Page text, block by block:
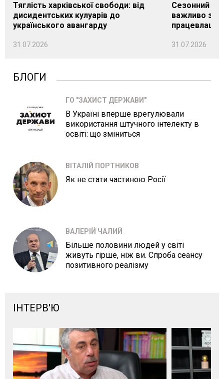
Тяглість харківської свободи: від
дисидентських кулуарів до
українського авангарду
31.07.2026
Сезонний
важливо
31.07.2026
БЛОГИ
ГО "ЗАХИСТ ДЕРЖАВИ"
В Україні вперше врегулювали
використання штучного інтелекту в
освіті: що зміниться
ВІТАЛІЙ ПОРТНИКОВ
Як не стати частиною Росії
ВАЛЕРІЙ ЧАЛИЙ
Більше половини людей у світі
живуть гірше, ніж ви. Спроба сеансу
позитивного реалізму
ІНТЕРВ'Ю